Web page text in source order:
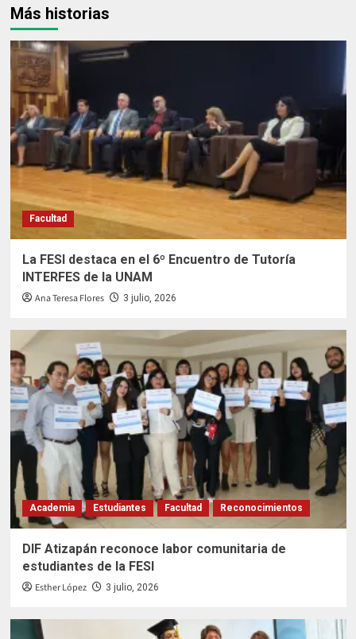
Más historias
Facultad
La FESI destaca en el 6º Encuentro de Tutoría
INTERFES de la UNAM
Ana Teresa Flores 3 julio, 2026
Academia Estudiantes Facultad Reconocimientos
DIF Atizapán reconoce labor comunitaria de
estudiantes de la FESI
Esther López 3 julio, 2026